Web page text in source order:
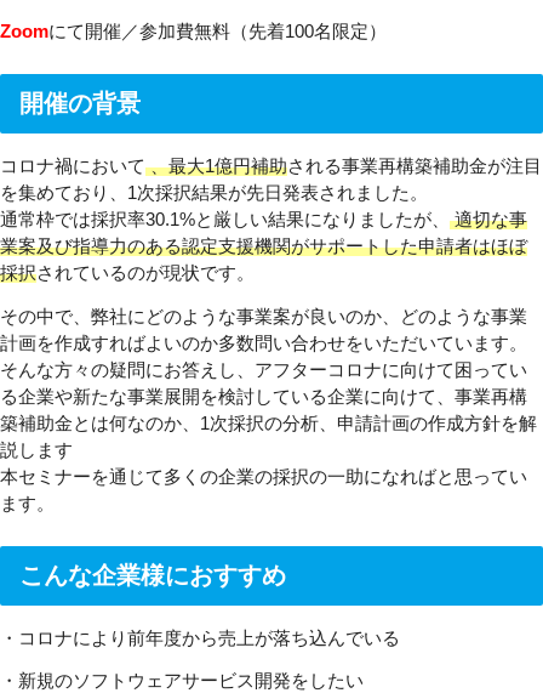
Zoomにて開催／参加費無料（先着100名限定）
開催の背景
コロナ禍において、最大1億円補助される事業再構築補助金が注目
を集めており、1次採択結果が先日発表されました。
通常枠では採択率30.1%と厳しい結果になりましたが、 適切な事
業案及び指導力のある認定支援機関がサポートした申請者はほぼ
採択されているのが現状です。
その中で、弊社にどのような事業案が良いのか、どのような事業
計画を作成すればよいのか多数問い合わせをいただいています。
そんな方々の疑問にお答えし、アフターコロナに向けて困ってい
る企業や新たな事業展開を検討している企業に向けて、事業再構
築補助金とは何なのか、1次採択の分析、申請計画の作成方針を解
説します
本セミナーを通じて多くの企業の採択の一助になればと思ってい
ます。
こんな企業様におすすめ
・コロナにより前年度から売上が落ち込んでいる
・新規のソフトウェアサービス開発をしたい